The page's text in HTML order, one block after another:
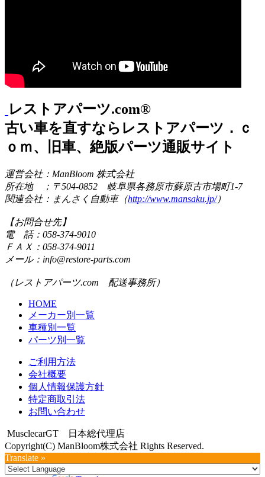
レストアパーツ.com®
古い車を直すならレストアパーツ．ｃ
ｏｍ、旧車、絶版パーツ通販サイト
運営会社：ManBloom 株式会社
所在地 ：〒504-0852 岐阜県各務原市蘇原古市場町1-7
関連会社：まんさく自動車（http://www.mansaku.jp/）
【お問合せ先】
電 話：058-374-9010
ＦＡＸ：058-374-9011
メール：info@restore-parts.com
（レストアパーツ.com 配送事務所）
HOME
メーカー別一覧
車種別一覧
パーツ別一覧
ご利用方法
会社概要
個人情報保護方針
特定商取引法
お問い合わせ
MusclecarGT 日本総代理店
Copyright(C) ManBloom株式会社 Rights Reserved.
Translate »